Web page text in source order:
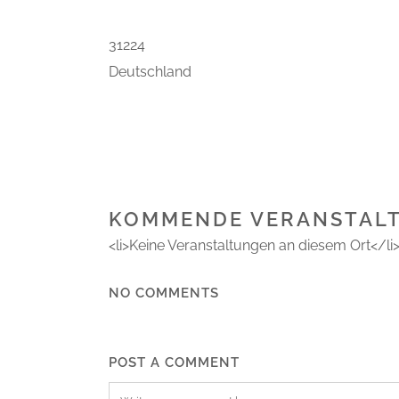
31224
Deutschland
KOMMENDE
<li>Keine Veranstaltungen an diesem Ort</li>
NO COMMENTS
POST A COMMENT